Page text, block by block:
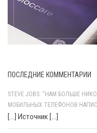
ПОСЛЕДНИЕ КОММЕНТАРИИ
STEVE JOBS: "НАМ БОЛЬШЕ
МОБИЛЬНЫХ ТЕЛЕФОНОВ
[…] Источник […]